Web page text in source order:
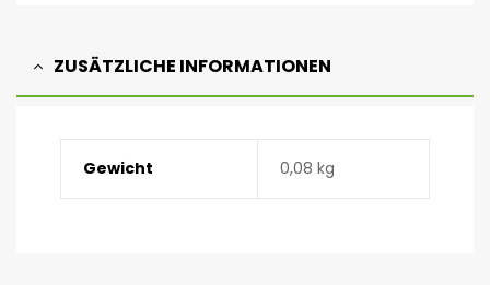
ZUSÄTZLICHE INFORMATIONEN
Gewicht 0,08 kg